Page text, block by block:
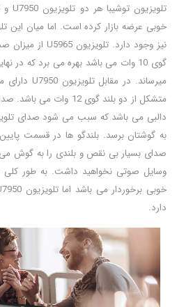
خوبی عرضه بازار کرده است. اما میان این
متشکل از دو بلند گوی
دالبی می باشد که سبب می شود صدای
به گوشتان برسد. بلندگو ها در قسمت پایین
صدای بسیار بی نقص و بلندی را به گوش می
وسایل صوتی نخواهید داشت. به طور کلی
دارد.